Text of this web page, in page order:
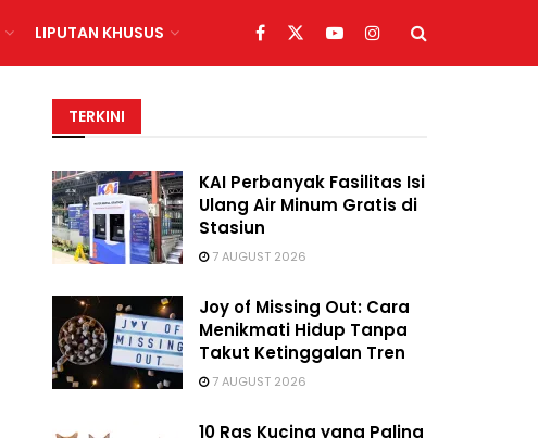
LIPUTAN KHUSUS
TERKINI
KAI Perbanyak Fasilitas Isi
Ulang Air Minum Gratis di
Stasiun
7 AUGUST 2026
Joy of Missing Out: Cara
Menikmati Hidup Tanpa
Takut Ketinggalan Tren
7 AUGUST 2026
10 Ras Kucing yang Paling